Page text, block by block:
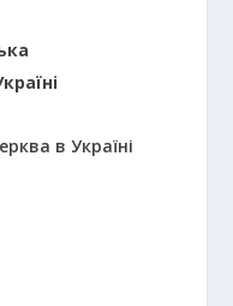
в Україні